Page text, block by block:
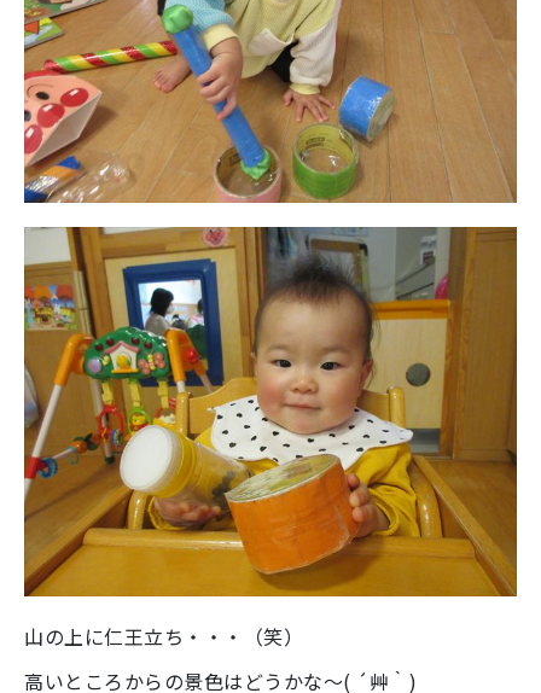
山の上に仁王立ち・・・（笑）
高いところからの景色はどうかな～( ´艸｀)